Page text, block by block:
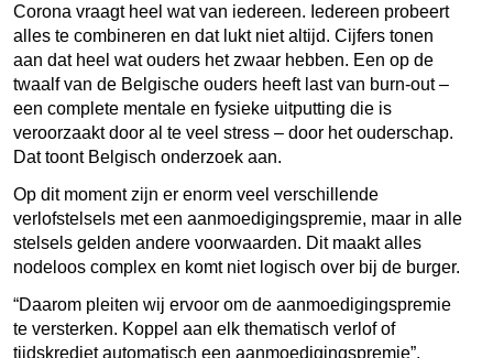
Corona vraagt heel wat van iedereen. Iedereen probeert
alles te combineren en dat lukt niet altijd. Cijfers tonen
aan dat heel wat ouders het zwaar hebben. Een op de
twaalf van de Belgische ouders heeft last van burn-out –
een complete mentale en fysieke uitputting die is
veroorzaakt door al te veel stress – door het ouderschap.
Dat toont Belgisch onderzoek aan.
Op dit moment zijn er enorm veel verschillende
verlofstelsels met een aanmoedigingspremie, maar in alle
stelsels gelden andere voorwaarden. Dit maakt alles
nodeloos complex en komt niet logisch over bij de burger.
“Daarom pleiten wij ervoor om de aanmoedigingspremie
te versterken. Koppel aan elk thematisch verlof of
tijdskrediet automatisch een aanmoedigingspremie”,